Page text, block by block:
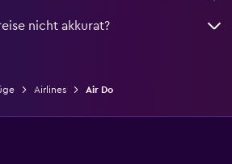
nicht akkurat?
Airlines Air Do